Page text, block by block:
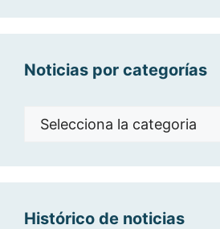
Noticias por categorías
Noticias
Histórico de noticias